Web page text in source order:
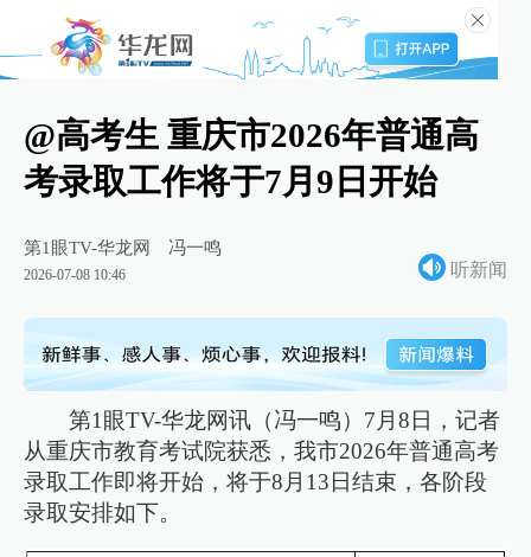
@高考生 重庆市2026年普通高
考录取工作将于7月9日开始
第1眼TV-华龙网 冯一鸣
2026-07-08 10:46 听新闻
第1眼TV-华龙网讯（冯一鸣）7月8日，记者
从重庆市教育考试院获悉，我市2026年普通高考
录取工作即将开始，将于8月13日结束，各阶段
录取安排如下。